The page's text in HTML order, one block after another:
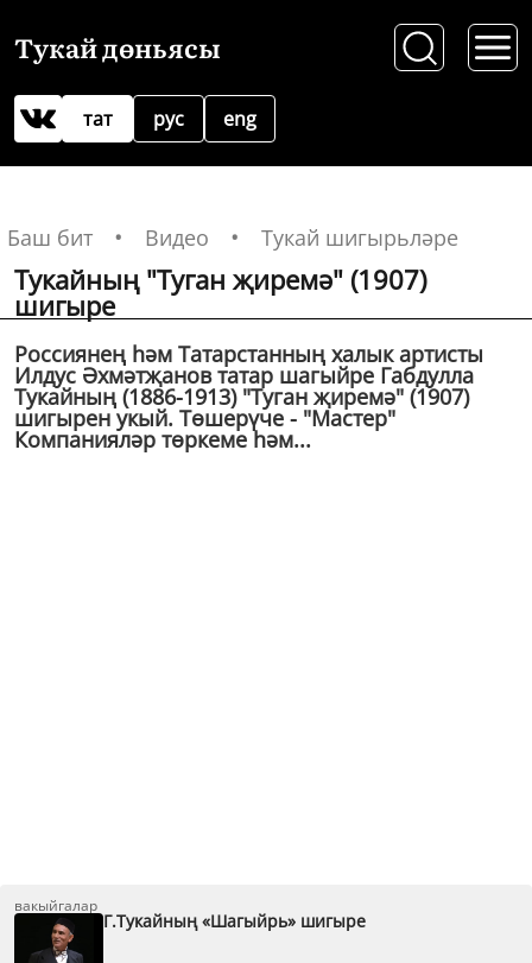
Тукай дөньясы
рус
тат eng
Баш бит Видео Тукай шигырьләре
Тукайның "Туган җиремә" (1907)
шигыре
Россиянең һәм Татарстанның халык артисты
Илдус Әхмәтҗанов татар шагыйре Габдулла
Тукайның (1886-1913) "Туган җиремә" (1907)
шигырен укый. Төшерүче - "Мастер"
Компанияләр төркеме һәм...
вакыйгалар
Г.Тукайның «Шагыйрь» шигыре